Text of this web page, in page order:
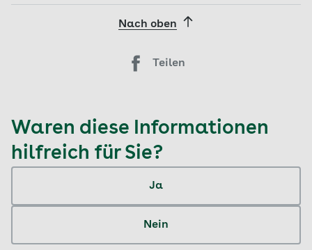
Nach oben
Teilen
Waren diese Informationen
hilfreich für Sie?
Ja
Nein